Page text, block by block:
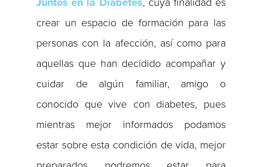
crear un espacio de formación para las
personas con la afección, así como para
aquellas que han decidido acompañar y
cuidar de algún familiar, amigo o
conocido que vive con diabetes, pues
mientras mejor informados podamos
estar sobre esta condición de vida, mejor